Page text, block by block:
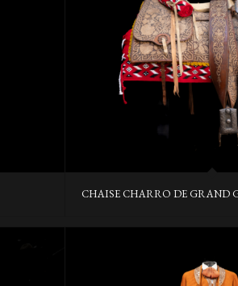
CHAISE CHARRO DE GRAND